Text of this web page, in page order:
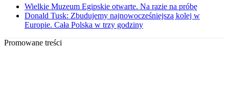
Wielkie Muzeum Egipskie otwarte. Na razie na próbę
Donald Tusk: Zbudujemy najnowocześniejszą kolej w
Europie. Cała Polska w trzy godziny
Promowane treści